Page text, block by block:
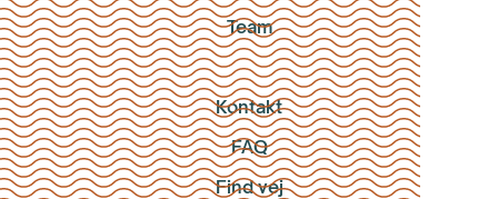
Team
Kontakt
FAQ
Find vej